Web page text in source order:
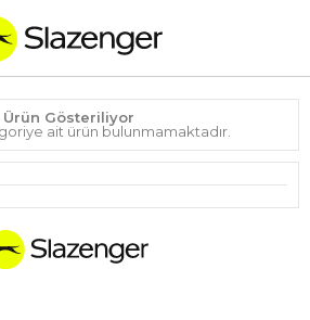
Ürün Gösteriliyor
ait ürün bulunmamaktadır.